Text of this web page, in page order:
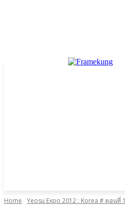
Home Yeosu Expo 2012 : Korea # ตอนที่ 1